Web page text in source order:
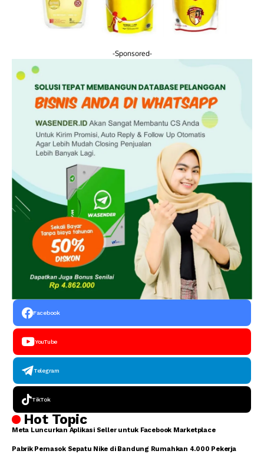
-Sponsored-
Facebook
YouTube
Telegram
TikTok
Hot Topic
Meta Luncurkan Aplikasi Seller untuk Facebook Marketplace
Pabrik Pemasok Sepatu Nike di Bandung Rumahkan 4.000 Pekerja